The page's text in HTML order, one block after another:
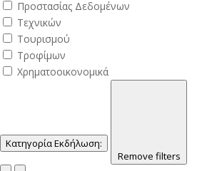
Προστασίας Δεδομένων
Τεχνικών
Τουρισμού
Τροφίμων
Χρηματοοικονομικά
Κατηγορία Εκδήλωση:
Remove filters